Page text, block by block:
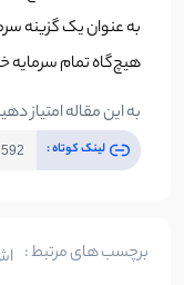
به عنوان یک گزینه
هیچ‌گاه تمام سرمایه
به این مقاله امتیاز
لینک کوتاه :
برچسب های مرتبط :